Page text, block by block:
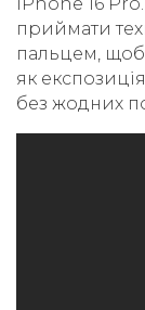
приймати
пальцем, щоб
як
без жодних